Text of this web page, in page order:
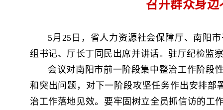
召开群众身
5月25日，省人力资源社会保障厅、南阳
组书记、厅长丁同民出席并讲话。驻厅纪检监
会议对南阳市前一阶段集中整治工作阶段
和突出问题，对下一阶段攻坚任务作出安排部
治工作落地见效。要牢固树立全员抓信访的工